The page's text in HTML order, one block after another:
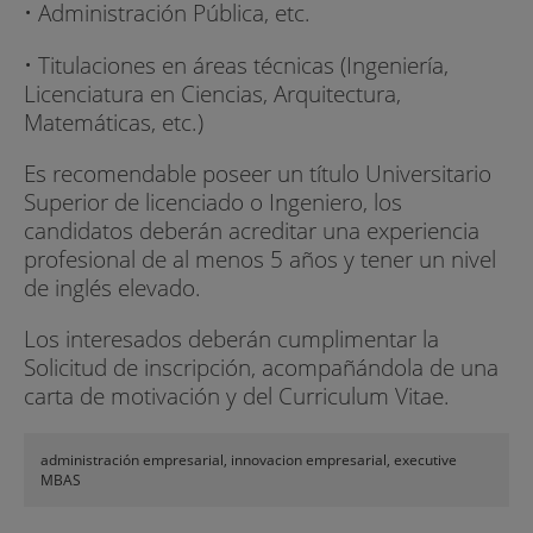
Becas y ayudas
Innopro Consulting te asesora sobre las
diferentes becas y ayudas de las que te puedes
beneficiar. Asimismo, disponemos de convenios
con entidades bancarias que ofrecen
condiciones muy ventajosas para ayudarte en tu
formación. Consulta con nuestro equipo asesor.
- UPC Alumni 5% de descuento.
- UPC Alumni Premium 10% descuento
- Fundación Tripartita: La Fundación Tripartita es
un crédito formativo anual del que disponen
contratado en régimen general de la seguridad
social, para invertir en formación para su equipo
• Administración Pública, etc.
• Titulaciones en áreas técnicas (Ingeniería,
Licenciatura en Ciencias, Arquitectura,
Matemáticas, etc.)
Es recomendable poseer un título Universitario
Superior de licenciado o Ingeniero, los
candidatos deberán acreditar una experiencia
profesional de al menos 5 años y tener un nivel
de inglés elevado.
Los interesados deberán cumplimentar la
Solicitud de inscripción, acompañándola de una
carta de motivación y del Curriculum Vitae.
administración empresarial, innovacion empresarial, executive
MBAS